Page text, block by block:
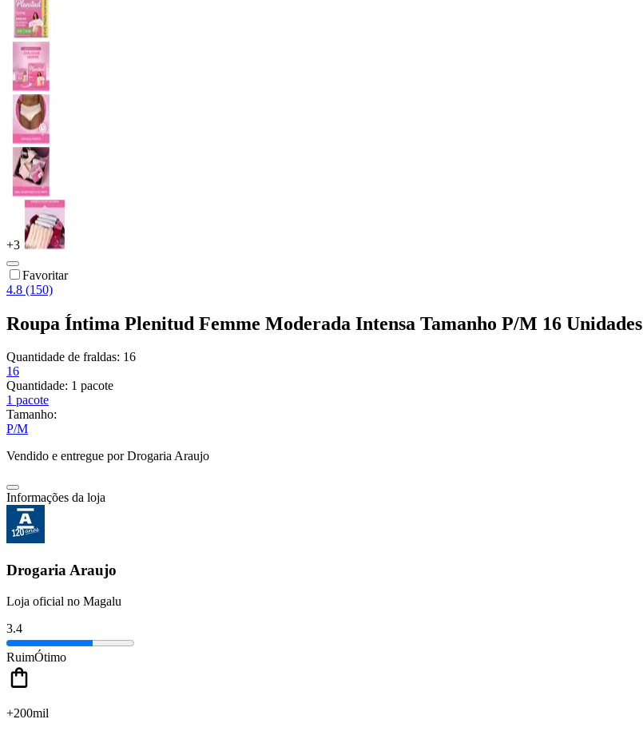
+3
Favoritar
4.8 (150)
Roupa Íntima Plenitud Femme Moderada Intensa Tamanho P/M 16 Unidades
Quantidade de fraldas: 16
16
Quantidade: 1 pacote
1 pacote
Tamanho:
P/M
Vendido e entregue por Drogaria Araujo
Informações da loja
Drogaria Araujo
Loja oficial no Magalu
3.4
RuimÓtimo
+200mil